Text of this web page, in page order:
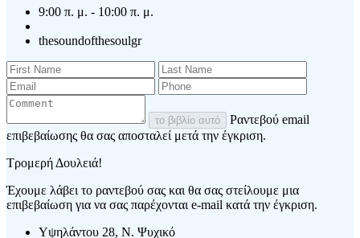
9:00 π. μ. - 10:00 π. μ.
thesoundofthesoulgr
το βιβλίο αυτό
Ραντεβού email
επιβεβαίωσης θα σας αποσταλεί μετά την έγκριση.
Τρομερή Δουλειά!
Έχουμε λάβει το ραντεβού σας και θα σας στείλουμε μια
επιβεβαίωση για να σας παρέχονται e-mail κατά την έγκριση.
Υψηλάντου 28, Ν. Ψυχικό